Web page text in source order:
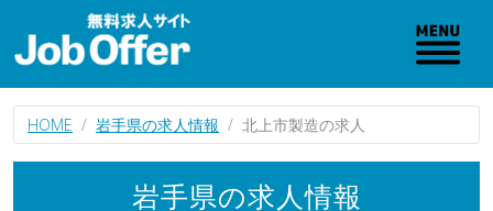
HOME 岩手県の求人情報 北上市製造の求人
岩手県の求人情報